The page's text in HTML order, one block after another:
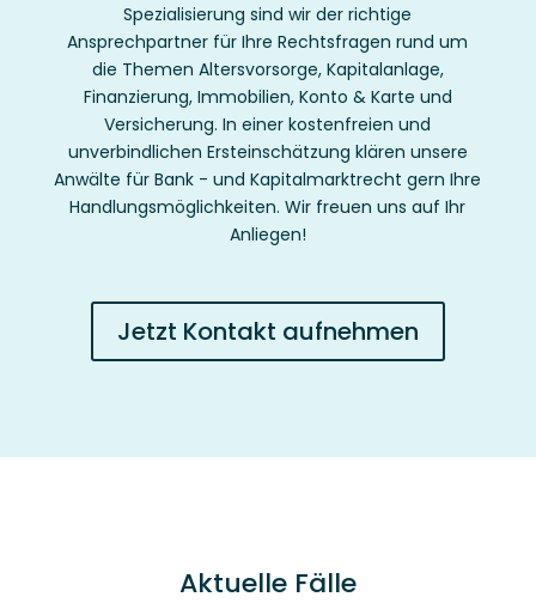
Spezialisierung sind wir derrichtige
Ansprechpartner für Ihre Rechtsfragen rund um
die Themen Altersvorsorge, Kapitalanlage,
Finanzierung, Immobilien, Konto & Karte und
Versicherung. In einer kostenfreien und
unverbindlichen Ersteinschätzung klären unsere
Anwälte für Bank - und Kapitalmarktrecht gern Ihre
Handlungsmöglichkeiten. Wir freuen uns auf Ihr
Anliegen!
Jetzt Kontakt aufnehmen
Aktuelle Fälle